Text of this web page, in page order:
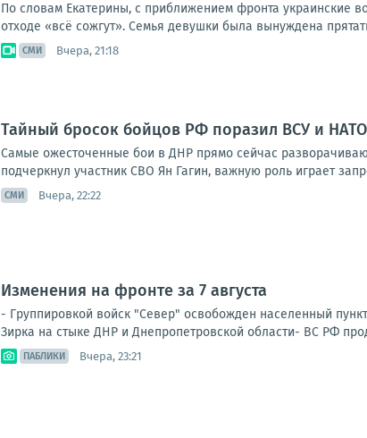
По словам Екатерины, с приближением фронта украинские
отходе «всё сожгут». Семья девушки была вынуждена
СМИ Вчера, 21:18
Тайный бросок бойцов РФ поразил ВСУ и НАТО
Самые ожесточенные бои в ДНР прямо сейчас
подчеркнул участник СВО Ян Гагин, важную роль играет
СМИ Вчера, 22:22
Изменения на фронте за 7 августа
- Группировкой войск "Север" освобожден населенный
Зирка на стыке ДНР и Днепропетровской области- ВС РФ
ПАБЛИКИ Вчера, 23:21